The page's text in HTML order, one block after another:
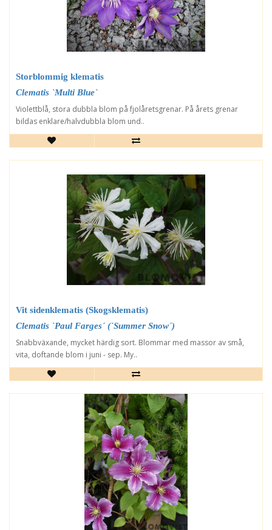
Storblommig klematis
Clematis `Multi Blue`
Violettblå, stora dubbla blom på fjolåretsgrenar. På årets grenar
bildas enklare/halvdubbla blom und..
Vit sidenklematis (Skogsklematis)
Clematis `Paul Farges´ (`Summer Snow´)
Snabbväxande, mycket härdig sort. Blommar med massor av små,
vita, doftande blom i juni - sep. My..